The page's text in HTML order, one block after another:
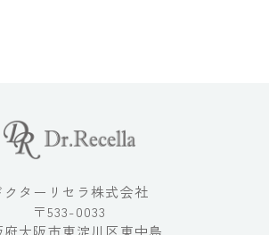
クターリセラ株式会社
〒533-0033
府大阪市東淀川区東中島